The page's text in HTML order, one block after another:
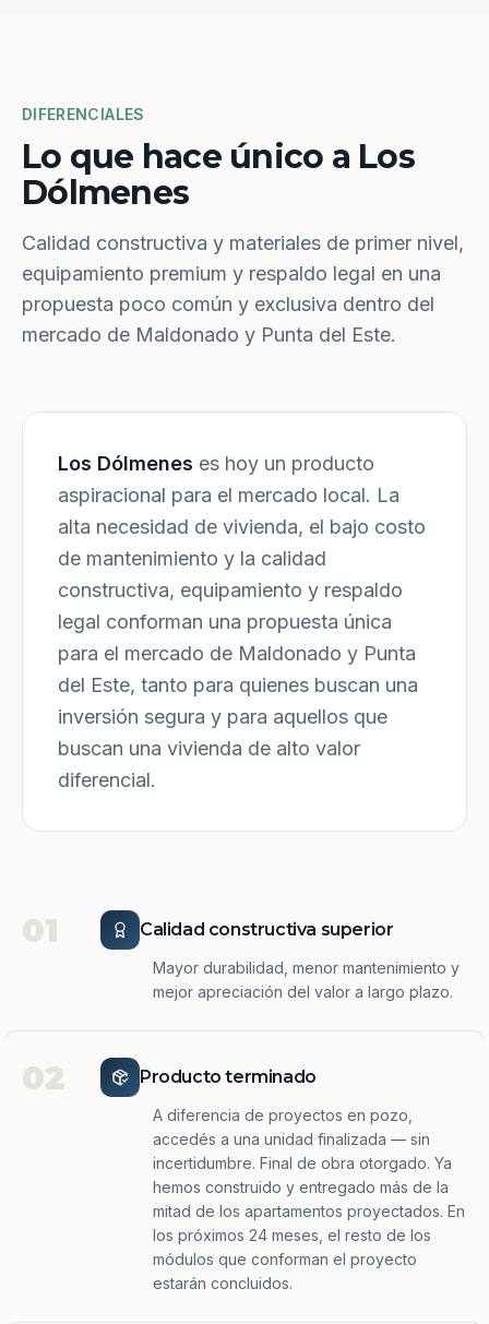
DIFERENCIALES
Lo que hace único a Los
Dólmenes
Calidad constructiva y materiales de primer nivel,
equipamiento premium y respaldo legal en una
propuesta poco común y exclusiva dentro del
mercado de Maldonado y Punta del Este.
Los Dólmenes es hoy un producto
aspiracional para el mercado local. La
alta necesidad de vivienda, el bajo costo
de mantenimiento y la calidad
constructiva, equipamiento y respaldo
legal conforman una propuesta única
para el mercado de Maldonado y Punta
del Este, tanto para quienes buscan una
inversión segura y para aquellos que
buscan una vivienda de alto valor
diferencial.
01 Calidad constructiva superior
Mayor durabilidad, menor mantenimiento y
mejor apreciación del valor a largo plazo.
02 Producto terminado
A diferencia de proyectos en pozo,
accedés a una unidad finalizada — sin
incertidumbre. Final de obra otorgado. Ya
hemos construido y entregado más de la
mitad de los apartamentos proyectados. En
los próximos 24 meses, el resto de los
módulos que conforman el proyecto
estarán concluidos.